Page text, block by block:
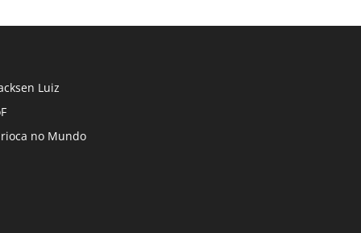
Luiz
no Mundo